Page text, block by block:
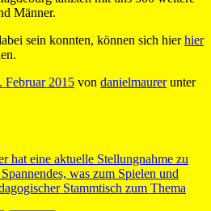
Männer.
sein konnten, können sich hierhier
Februar 2015 von danielmaurerunter
hat eine aktuelle Stellungnahme zu
was zum Spielen und
Stammtisch zum Thema